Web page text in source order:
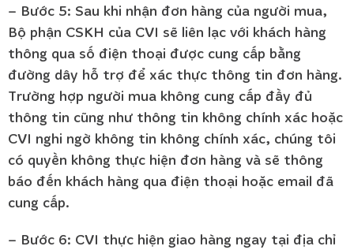
– Bước 5: Sau khi nhận đơn hàng của người mua,
Bộ phận CSKH của CVI sẽ liên lạc với khách hàng
thông qua số điện thoại được cung cấp bằng
đường dây hỗ trợ để xác thực thông tin đơn hàng.
Trường hợp người mua không cung cấp đầy đủ
thông tin cũng như thông tin không chính xác hoặc
CVI nghi ngờ không tin không chính xác, chúng tôi
có quyền không thực hiện đơn hàng và sẽ thông
báo đến khách hàng qua điện thoại hoặc email đã
cung cấp.
– Bước 6: CVI thực hiện giao hàng ngay tại địa chỉ